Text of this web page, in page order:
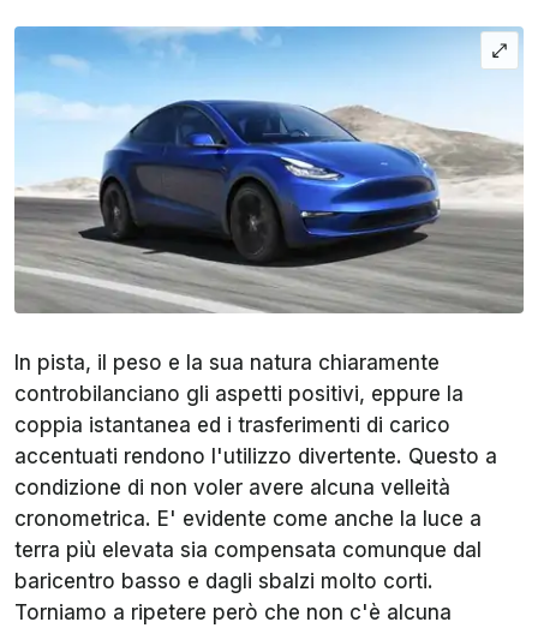
In pista, il peso e la sua natura chiaramente
controbilanciano gli aspetti positivi, eppure la
coppia istantanea ed i trasferimenti di carico
accentuati rendono l'utilizzo divertente. Questo a
condizione di non voler avere alcuna velleità
cronometrica. E' evidente come anche la luce a
terra più elevata sia compensata comunque dal
baricentro basso e dagli sbalzi molto corti.
Torniamo a ripetere però che non c'è alcuna